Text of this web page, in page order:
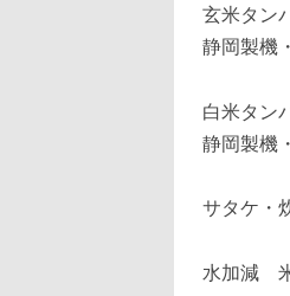
玄米タン
静岡製機
白米タ
静岡製機
サタケ・
水加減